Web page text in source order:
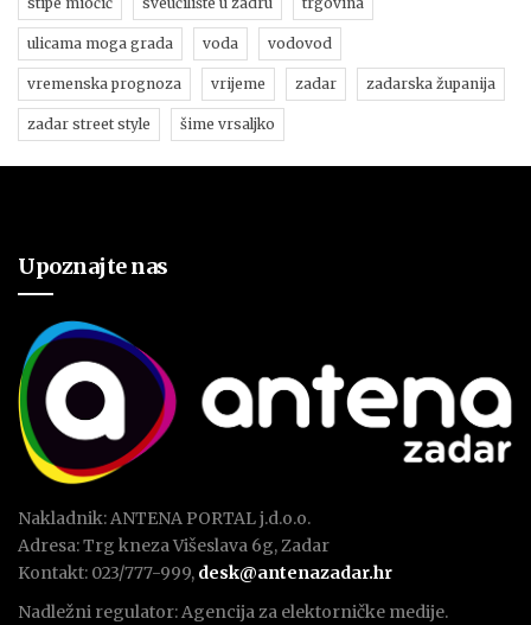
ulicama moga grada voda vodovod
vremenska prognoza vrijeme zadar zadarska županija
zadar street style šime vrsaljko
Upoznajte nas
Nakladnik: ANTENA PORTAL j.d.o.o.
Adresa: Trg kneza Višeslava 6g, Zadar
Kontakt: 023/777-999, desk@antenazadar.hr
Nadležni regulator: Agencija za elektorničke medije.